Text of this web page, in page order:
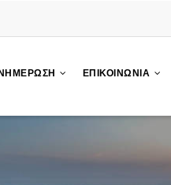
ΕΠΙΚΟΙΝΩΝΙΑ